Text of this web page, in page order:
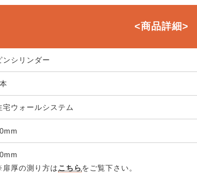
<商品詳細>
ンシリンダー
宅ウォールシステム
厚の測り方はこちら をご覧下さい。